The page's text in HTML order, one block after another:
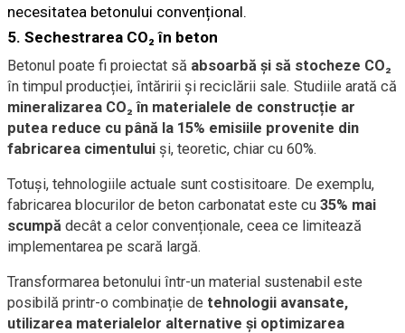
necesitatea betonului convențional.
5. Sechestrarea CO₂ în beton
Betonul poate fi proiectat să absoarbă și să stocheze CO₂
în timpul producției, întăririi și reciclării sale. Studiile arată că
mineralizarea CO₂ în materialele de construcție ar
putea reduce cu până la 15% emisiile provenite din
fabricarea cimentului și, teoretic, chiar cu 60%.
Totuși, tehnologiile actuale sunt costisitoare. De exemplu,
fabricarea blocurilor de beton carbonatat este cu 35% mai
scumpă decât a celor convenționale, ceea ce limitează
implementarea pe scară largă.
Transformarea betonului într-un material sustenabil este
posibilă printr-o combinație de tehnologii avansate,
utilizarea materialelor alternative și optimizarea